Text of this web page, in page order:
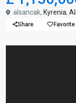
alsancak, Kyrenia,
Share Favorite